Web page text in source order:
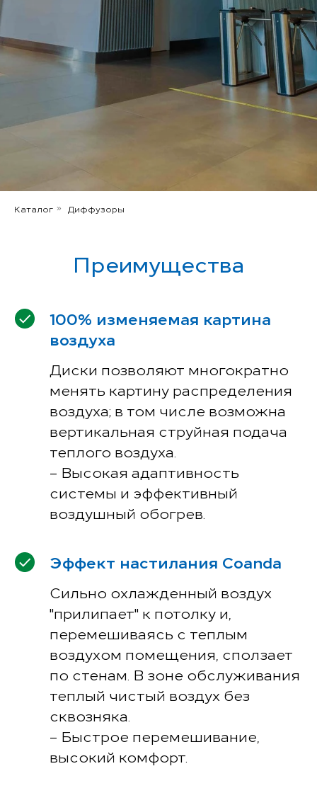
Каталог » Диффузоры
Преимущества
100% изменяемая картина
воздуха
Диски позволяют многократно
менять картину распределения
воздуха; в том числе возможна
вертикальная струйная подача
теплого воздуха.
– Высокая адаптивность
системы и эффективный
воздушный обогрев.
Эффект настилания Сoanda
Сильно охлажденный воздух
"прилипает" к потолку и,
перемешиваясь с теплым
воздухом помещения, сползает
по стенам. В зоне обслуживания
теплый чистый воздух без
сквозняка.
– Быстрое перемешивание,
высокий комфорт.